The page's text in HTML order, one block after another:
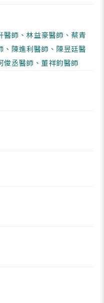
醫師、林益豪醫師、蔡青
、陳進利醫師、陳昱廷醫
俊丞醫師、董祥鈞醫師